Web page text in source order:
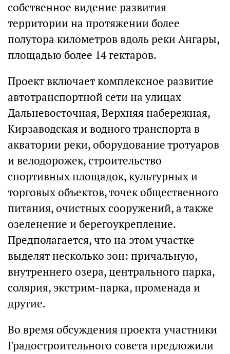
собственное видение развития
территории на протяжении более
полутора километров вдоль реки Ангары,
площадью более 14 гектаров.
Проект включает комплексное развитие
автотранспортной сети на улицах
Дальневосточная, Верхняя набережная,
Кирзаводская и водного транспорта в
акватории реки, оборудование тротуаров
и велодорожек, строительство
спортивных площадок, культурных и
торговых объектов, точек общественного
питания, очистных сооружений, а также
озеленение и берегоукрепление.
Предполагается, что на этом участке
выделят несколько зон: причальную,
внутреннего озера, центрального парка,
солярия, экстрим-парка, променада и
другие.
Во время обсуждения проекта участники
Градостроительного совета предложили